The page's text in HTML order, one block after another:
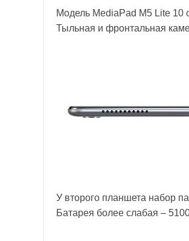
Модель MediaPad M5 Lite
Тыльная и фронтальная
У второго планшета набор
Батарея более слабая –